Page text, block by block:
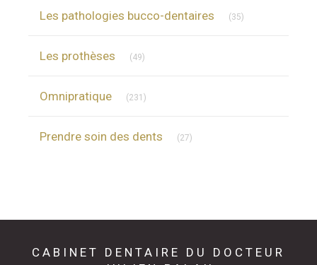
Les pathologies bucco-dentaires (35)
Les prothèses (49)
Omnipratique (231)
Prendre soin des dents (27)
CABINET DENTAIRE DU DOCTEUR